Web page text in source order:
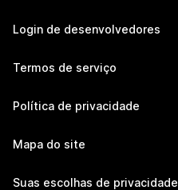
Login de desenvolvedores
Termos de serviço
Política de privacidade
Mapa do site
Suas escolhas de privacidade